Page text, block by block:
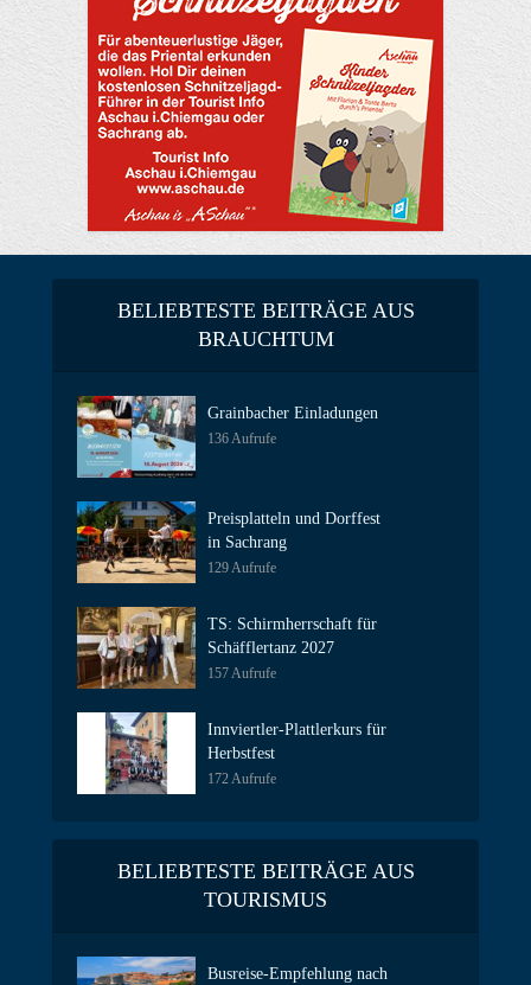
BELIEBTESTE BEITRÄGE AUS
BRAUCHTUM
Grainbacher Einladungen
136 Aufrufe
Preisplatteln und Dorffest
in Sachrang
129 Aufrufe
TS: Schirmherrschaft für
Schäfflertanz 2027
157 Aufrufe
Innviertler-Plattlerkurs für
Herbstfest
172 Aufrufe
BELIEBTESTE BEITRÄGE AUS
TOURISMUS
Busreise-Empfehlung nach